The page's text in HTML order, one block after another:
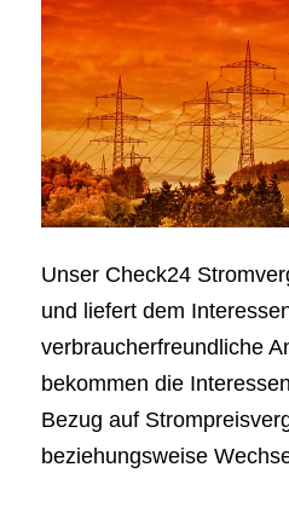
Unser Check24
und liefert dem
verbraucherfreundliche
bekommen die
Bezug auf
beziehungsweise